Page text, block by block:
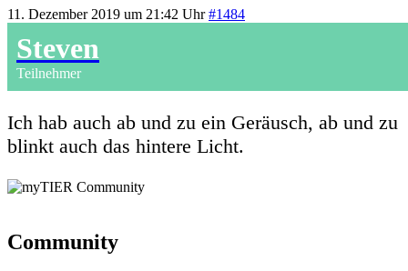
11. Dezember 2019 um 21:42 Uhr #1484
Steven
Teilnehmer
Ich hab auch ab und zu ein Geräusch, ab und zu
blinkt auch das hintere Licht.
Community